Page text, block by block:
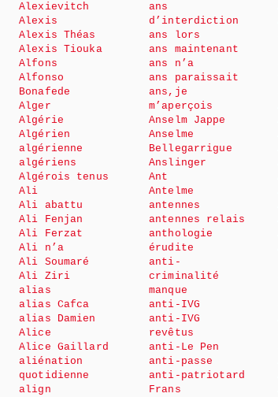
Alexievitch
Alexis
Alexis Théas
Alexis Tiouka
Alfons
Alfonso
Bonafede
Alger
Algérie
Algérien
algérienne
algériens
Algérois tenus
Ali
Ali abattu
Ali Fenjan
Ali Ferzat
Ali n’a
Ali Soumaré
Ali Ziri
alias
alias Cafca
alias Damien
Alice
Alice Gaillard
aliénation
quotidienne
align
ans
d’interdiction
ans lors
ans maintenant
ans n’a
ans paraissait
ans,je
m’aperçois
Anselm Jappe
Anselme
Bellegarrigue
Anslinger
Ant
Antelme
antennes
antennes relais
anthologie
érudite
anti-
criminalité
manque
anti-IVG
anti-IVG
revêtus
anti-Le Pen
anti-passe
anti-patriotard
Frans